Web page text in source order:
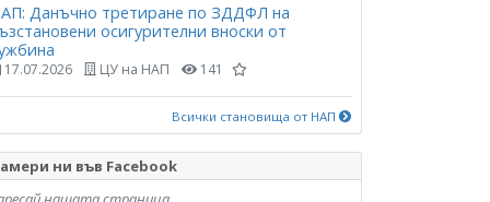
Данъчно третиране по ЗДДФЛ на
осигурителни вноски от
17.07.2026 ЦУ на НАП 141
Всички становища от НАП
ни във Facebook